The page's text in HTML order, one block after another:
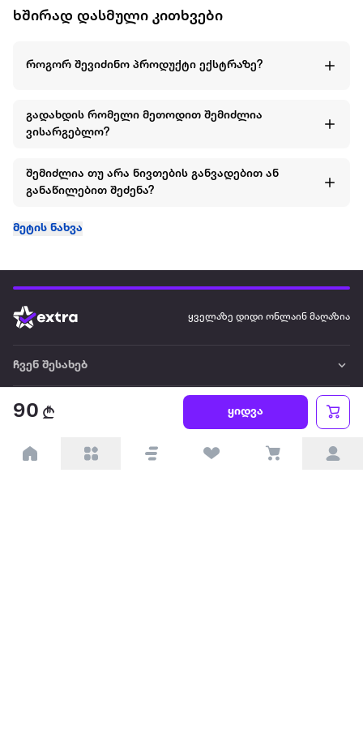
90 ყიდვა
ხშირად დასმული კითხვები
როგორ შევიძინო პროდუქტი ექსტრაზე?
გადახდის რომელი მეთოდით შემიძლია
ვისარგებლო?
შემიძლია თუ არა ნივთების განვადებით ან
განაწილებით შეძენა?
მეტის ნახვა
ყველაზე დიდი ონლაინ მაღაზია
ჩვენ შესახებ
წესები და პირობები
პარტნიორებისთვის